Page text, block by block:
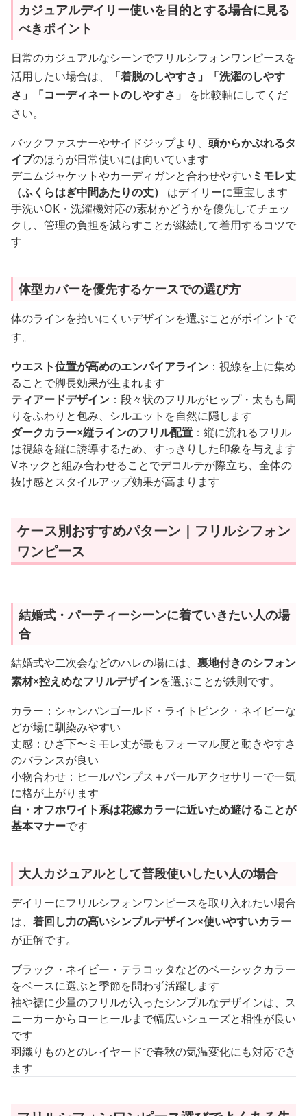
カジュアルデイリー使いを目的とする場合に見る
べきポイント
日常のカジュアルなシーンでフリルシフォンワンピースを
活用したい場合は、
「着脱のしやすさ」「洗濯のしやす
さ」「コーディネートのしやすさ」
を比較軸にしてくだ
さい。
バックファスナーやサイドジップより、 頭からかぶれるタ
イプのほうが日常使いには向いています
デニムジャケットやカーディガンと合わせやすいミモレ丈
（ふくらはぎ中間あたりの丈）
はデイリーに重宝します
手洗いOK・洗濯機対応の素材かどうかを優先してチェッ
クし、管理の負担を減らすことが継続して着用するコツで
す
体型カバーを優先するケースでの選び方
体のラインを拾いにくいデザインを選ぶことがポイントで
す。
ウエスト位置が高めのエンパイアライン ：視線を上に集め
ることで脚長効果が生まれます
ティアードデザイン ：段々状のフリルがヒップ・太もも周
りをふわりと包み、シルエットを自然に隠します
ダークカラー×縦ラインのフリル配置 ：縦に流れるフリル
は視線を縦に誘導するため、すっきりした印象を与えます
Vネックと組み合わせることでデコルテが際立ち、全体の
抜け感とスタイルアップ効果が高まります
ケース別おすすめパターン｜フリルシフォン
ワンピース
結婚式・パーティーシーンに着ていきたい人の場
合
結婚式や二次会などのハレの場には、 裏地付きのシフォン
素材×控えめなフリルデザインを選ぶことが鉄則です。
カラー：シャンパンゴールド・ライトピンク・ネイビーな
どが場に馴染みやすい
丈感：ひざ下〜ミモレ丈が最もフォーマル度と動きやすさ
のバランスが良い
小物合わせ：ヒールパンプス＋パールアクセサリーで一気
に格が上がります
白・オフホワイト系は花嫁カラーに近いため避けることが
基本マナーです
大人カジュアルとして普段使いしたい人の場合
デイリーにフリルシフォンワンピースを取り入れたい場合
は、 着回し力の高いシンプルデザイン×使いやすいカラー
が正解です。
ブラック・ネイビー・テラコッタなどのベーシックカラー
をベースに選ぶと季節を問わず活躍します
袖や裾に少量のフリルが入ったシンプルなデザインは、ス
ニーカーからローヒールまで幅広いシューズと相性が良い
です
羽織りものとのレイヤードで春秋の気温変化にも対応でき
ます